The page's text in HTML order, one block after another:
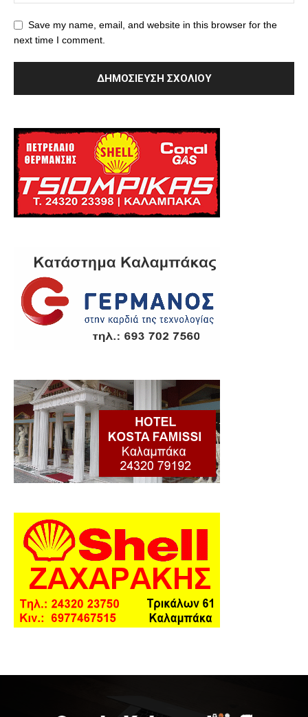
Save my name, email, and website in this browser for the
next time I comment.